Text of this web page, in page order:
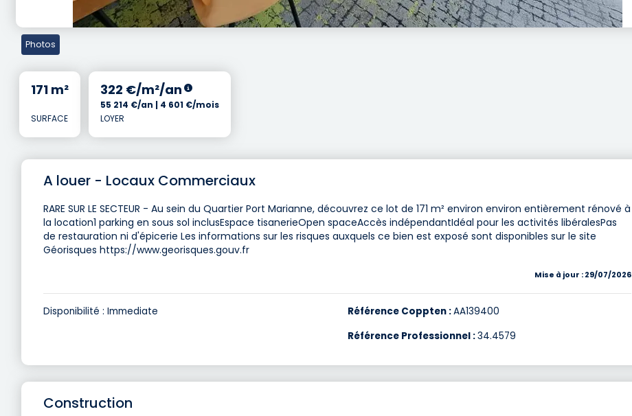
Photos
171 m²
SURFACE
322 €/m²/an
55 214 €/an | 4 601 €/mois
LOYER
A louer - Locaux Commerciaux
RARE SUR LE SECTEUR - Au sein du Quartier Port Marianne, découvrez ce lot de 171 m² environ environ entièrement rénové à
la location1 parking en sous sol inclusEspace tisanerieOpen spaceAccès indépendantIdéal pour les activités libéralesPas
de restauration ni d'épicerie Les informations sur les risques auxquels ce bien est exposé sont disponibles sur le site
Géorisques https://www.georisques.gouv.fr
Mise à jour : 29/07/2026
Disponibilité : Immediate Référence Coppten :AA139400
Référence Professionnel :34.4579
Construction